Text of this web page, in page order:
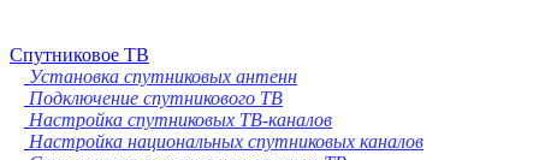
Спутниковое ТВ
Установка спутниковых антенн
Подключение спутникового ТВ
Настройка спутниковых ТВ-каналов
Настройка национальных спутниковых каналов